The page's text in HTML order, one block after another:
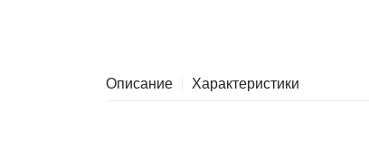
Описание Характеристики